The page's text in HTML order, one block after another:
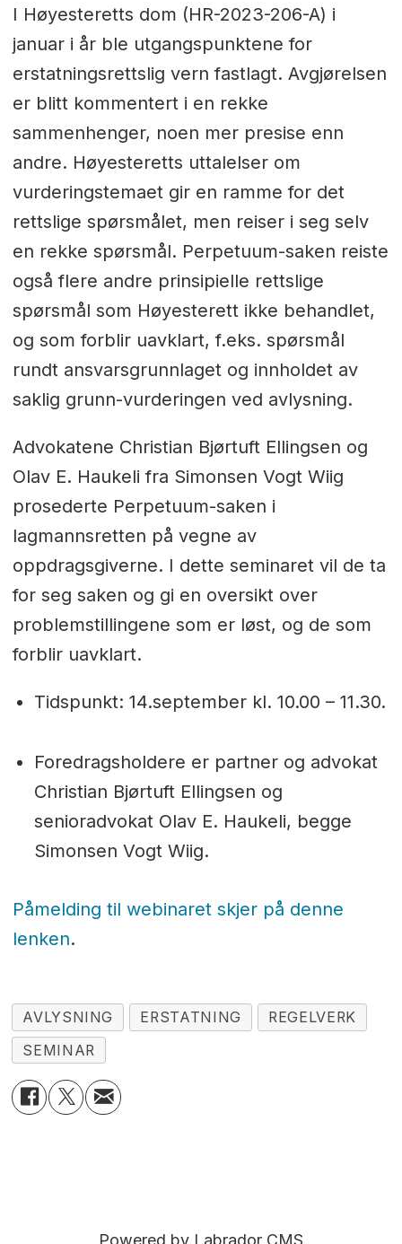
I Høyesteretts dom (HR-2023-206-A) i
januar i år ble utgangspunktene for
erstatningsrettslig vern fastlagt. Avgjørelsen
er blitt kommentert i en rekke
sammenhenger, noen mer presise enn
andre. Høyesteretts uttalelser om
vurderingstemaet gir en ramme for det
rettslige spørsmålet, men reiser i seg selv
en rekke spørsmål. Perpetuum-saken reiste
også flere andre prinsipielle rettslige
spørsmål som Høyesterett ikke behandlet,
og som forblir uavklart, f.eks. spørsmål
rundt ansvarsgrunnlaget og innholdet av
saklig grunn-vurderingen ved avlysning.
Advokatene Christian Bjørtuft Ellingsen og
Olav E. Haukeli fra Simonsen Vogt Wiig
prosederte Perpetuum-saken i
lagmannsretten på vegne av
oppdragsgiverne. I dette seminaret vil de ta
for seg saken og gi en oversikt over
problemstillingene som er løst, og de som
forblir uavklart.
Tidspunkt: 14.september kl. 10.00 – 11.30.
Foredragsholdere er partner og advokat
Christian Bjørtuft Ellingsen og
senioradvokat Olav E. Haukeli, begge
Simonsen Vogt Wiig.
Påmelding til webinaret skjer på denne
lenken.
AVLYSNING ERSTATNING
REGELVERK
SEMINAR